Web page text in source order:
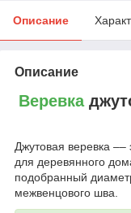
Описание
Описание
Веревка
Джутовая веревка
для деревянного
подобранный
межвенцового шва.